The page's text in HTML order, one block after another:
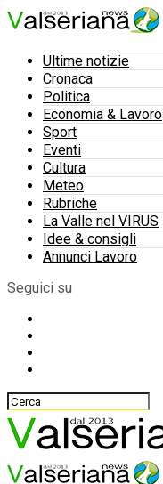
Ultime notizie
Cronaca
Politica
Economia & Lavoro
Sport
Eventi
Cultura
Meteo
Rubriche
La Valle nel VIRUS
Idee & consigli
Annunci Lavoro
Seguici su